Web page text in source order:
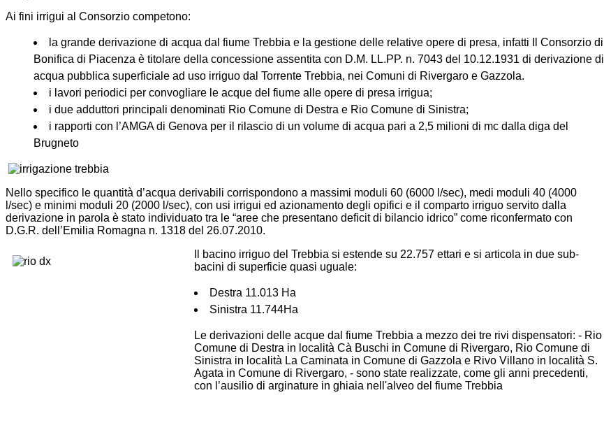
Ai fini irrigui al Consorzio competono:
la grande derivazione di acqua dal fiume Trebbia e la gestione delle relative opere di presa, infatti Il Consorzio di
Bonifica di Piacenza è titolare della concessione assentita con D.M. LL.PP. n. 7043 del 10.12.1931 di derivazione di
acqua pubblica superficiale ad uso irriguo dal Torrente Trebbia, nei Comuni di Rivergaro e Gazzola.
i lavori periodici per convogliare le acque del fiume alle opere di presa irrigua;
i due adduttori principali denominati Rio Comune di Destra e Rio Comune di Sinistra;
i rapporti con l’AMGA di Genova per il rilascio di un volume di acqua pari a 2,5 milioni di mc dalla diga del
Brugneto
Nello specifico le quantità d’acqua derivabili corrispondono a massimi moduli 60 (6000 l/sec), medi moduli 40 (4000
l/sec) e minimi moduli 20 (2000 l/sec), con usi irrigui ed azionamento degli opifici e il comparto irriguo servito dalla
derivazione in parola è stato individuato tra le “aree che presentano deficit di bilancio idrico” come riconfermato con
D.G.R. dell’Emilia Romagna n. 1318 del 26.07.2010.
Il bacino irriguo del Trebbia si estende su 22.757 ettari e si articola in due sub-
bacini di superficie quasi uguale:
Destra 11.013 Ha
Sinistra 11.744Ha
Le derivazioni delle acque dal fiume Trebbia a mezzo dei tre rivi dispensatori: - Rio
Comune di Destra in località Cà Buschi in Comune di Rivergaro, Rio Comune di
Sinistra in località La Caminata in Comune di Gazzola e Rivo Villano in località S.
Agata in Comune di Rivergaro, - sono state realizzate, come gli anni precedenti,
con l’ausilio di arginature in ghiaia nell'alveo del fiume Trebbia